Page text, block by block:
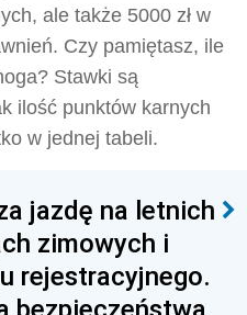
ale także 5000 zł w
Czy pamiętasz, ile
Stawki są
ilość punktów karnych
w jednej tabeli.
jazdę na letnich
zimowych i
rejestracyjnego.